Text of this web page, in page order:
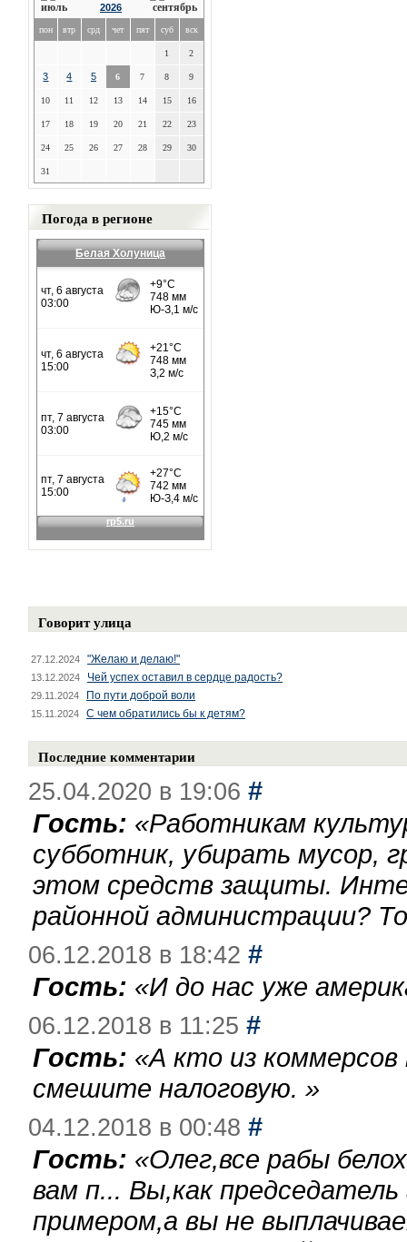
2026
пон втр срд чет пят суб вск
1 2
3 4 5 6 7 8 9
10 11 12 13 14 15 16
17 18 19 20 21 22 23
24 25 26 27 28 29 30
31
Погода в регионе
Белая Холуница
Говорит улица
27.12.2024 "Желаю и делаю!"
13.12.2024 Чей успех оставил в сердце радость?
29.11.2024 По пути доброй воли
15.11.2024 С чем обратились бы к детям?
Последние комментарии
25.04.2020 в 19:06 #
Гость: «Работникам
субботник, убирать мусор,
этом средств защиты.
районной администрации?
06.12.2018 в 18:42 #
Гость: «И до нас уже
06.12.2018 в 11:25 #
Гость: «А кто из
смешите налоговую. »
04.12.2018 в 00:48 #
Гость: «Олег,все рабы
вам п... Вы,как
примером,а вы не